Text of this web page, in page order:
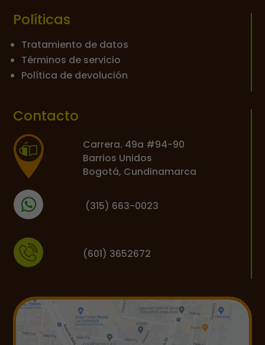
Políticas
Tratamiento de datos
Términos de servicio
Política de devolución
Contacto
Carrera. 49a #94-90
Barrios Unidos
Bogotá, Cundinamarca
(315) 663-0023
(601) 3652672